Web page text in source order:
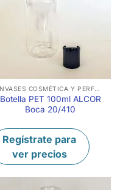
ENVASES COSMÉTICA Y PERFUMERÍA
Botella PET 100ml ALCOR
Boca 20/410
Regístrate para
ver precios